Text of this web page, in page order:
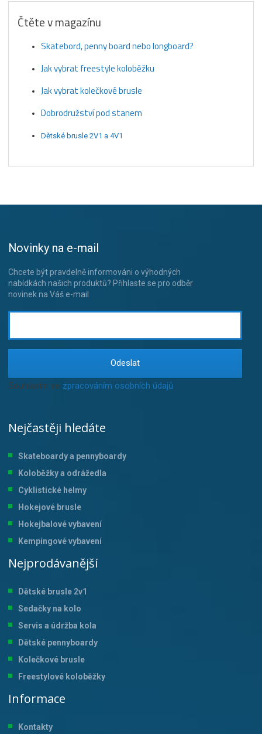
Čtěte v magazínu
Skatebord, penny board nebo longboard?
Jak vybrat freestyle koloběžku
Jak vybrat kolečkové brusle
Dobrodružství pod stanem
Dětské brusle 2V1 a 4V1
Novinky na e-mail
Chcete být pravdelně informováni o výhodných
nabídkách našich produktů? Přihlaste se pro odběr
novinek na Váš e-mail
Odeslat
Souhlasím se zpracováním osobních údajů
Nejčastěji hledáte
Skateboardy a pennyboardy
Koloběžky a odrážedla
Cyklistické helmy
Hokejové brusle
Hokejbalové vybavení
Kempingové vybavení
Nejprodávanější
Dětské brusle 2v1
Sedačky na kolo
Servis a údržba kola
Dětské pennyboardy
Kolečkové brusle
Freestylové koloběžky
Informace
Kontakty